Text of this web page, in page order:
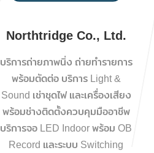
Northtridge Co., Ltd.
บริการถ่ายภาพนิ่ง ถ่ายทำรายการ
พร้อมตัดต่อ บริการ Light &
Sound เช่าชุดไฟ และเครื่องเสียง
พร้อมช่างติดตั้งควบคุมมืออาชีพ
บริการจอ LED Indoor พร้อม OB
Record และระบบ Switching